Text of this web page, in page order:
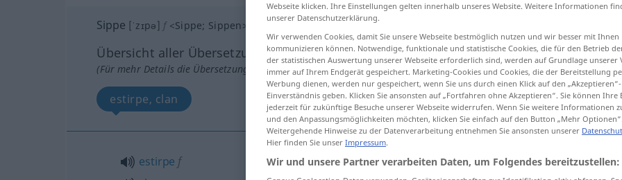
Sippe [ˈzɪpə] f <Sippe; Sippen>
Übersicht aller Übersetzungen
(Für mehr Details die Übersetzung anklicken/antippen)
estirpe, clan
estirpe f
Sippea. PEJ
Webseite klicken. Ihre Einstellungen gelten innerhalb unseres Website. Weitere Informationen
unserer Datenschutzerklärung.
Wir verwenden Cookies, damit Sie unsere Webseite bestmöglich nutzen und wir besser mit Ihnen
kommunizieren können. Notwendige, funktionale und statistische Cookies, die für den Betrieb
der statistischen Auswertung unserer Webseite erforderlich sind, werden auf Grundlage unserer
immer auf Ihrem Endgerät gespeichert. Marketing-Cookies und Cookies, die der Bereitstellung
Werbung dienen, werden nur gespeichert, wenn Sie uns durch einen Klick auf den
Einverständnis geben. Klicken Sie ansonsten auf „Fortfahren ohne Akzeptieren“. Sie können
jederzeit für zukünftige Besuche unserer Webseite widerrufen. Wenn Sie weitere Informationen
und den Anpassungsmöglichkeiten möchten, klicken Sie einfach auf den Button „Mehr
Weitergehende Hinweise zu der Datenverarbeitung entnehmen Sie ansonsten unserer
Hier finden Sie unser Impressum.
Wir und unsere Partner verarbeiten Daten, um Folgendes bereitzustellen: